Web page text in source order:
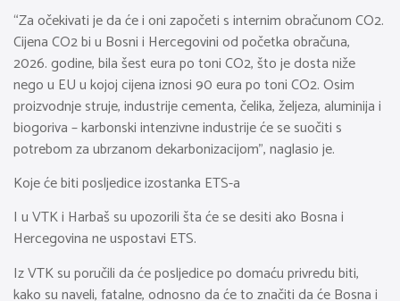
“Za očekivati je da će i oni započeti s internim obračunom CO2.
Cijena CO2 bi u Bosni i Hercegovini od početka obračuna,
2026. godine, bila šest eura po toni CO2, što je dosta niže
nego u EU u kojoj cijena iznosi 90 eura po toni CO2. Osim
proizvodnje struje, industrije cementa, čelika, željeza, aluminija i
biogoriva – karbonski intenzivne industrije će se suočiti s
potrebom za ubrzanom dekarbonizacijom”, naglasio je.
Koje će biti posljedice izostanka ETS-a
I u VTK i Harbaš su upozorili šta će se desiti ako Bosna i
Hercegovina ne uspostavi ETS.
Iz VTK su poručili da će posljedice po domaću privredu biti,
kako su naveli, fatalne, odnosno da će to značiti da će Bosna i